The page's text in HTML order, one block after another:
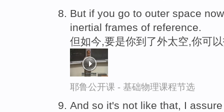
But if you go to outer space
inertial frames of reference.
但如今,要是你到了外太空,你可
耶鲁公开课 - 基础物理课程节选
And so it's not like that, I